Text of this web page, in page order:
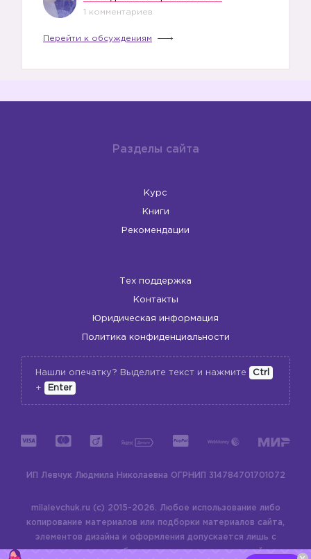
1 комментариев
Перейти к обсуждениям
Разделы сайта
Курс
Книги
Рекомендации
Тех поддержка
Контакты
Юридическая информация
Политика конфиденциальности
Нашли опечатку? Выделите текст и нажмите
Ctrl
+
Enter
ИП Левчук Людмила Николаевна ОГРНИП 314784701701072
milalevchuk.ru (c) 2015-2026.
Любое использование либо
копирование материалов или подборки материалов сайта,
элементов дизайна и оформления допускается лишь с
разрешения правообладателя и только со ссылкой на